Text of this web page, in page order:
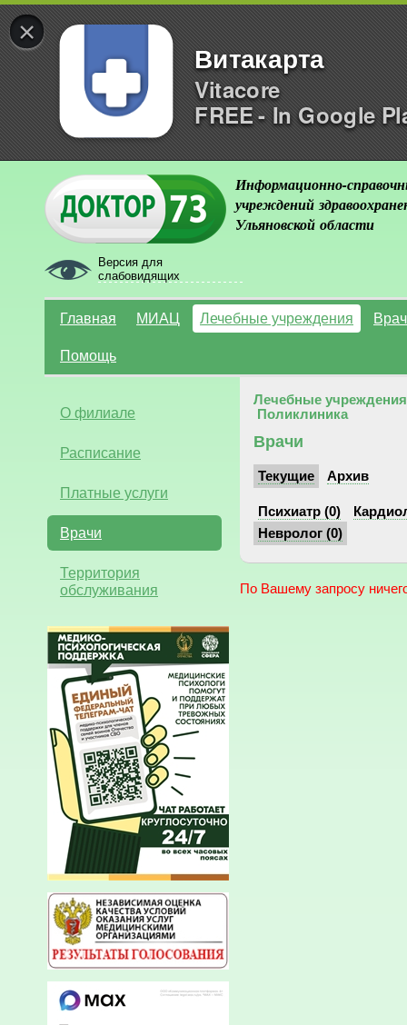
×
Витакарта
Vitacore
FREE - In Google
Версия для
слабовидящих
Информационно-
учреждений
Ульяновской области
Главная МИАЦ Лечебные учреждения
Помощь
О филиале
Расписание
Платные услуги
Врачи
Территория
обслуживания
Лечебные учреждения
Поликлиника
Врачи
Текущие Архив
Психиатр (0)
Невролог (0)
По Вашему запросу